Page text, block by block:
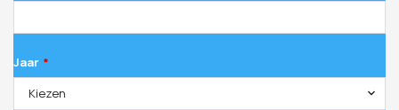
Jaar *
Kiezen